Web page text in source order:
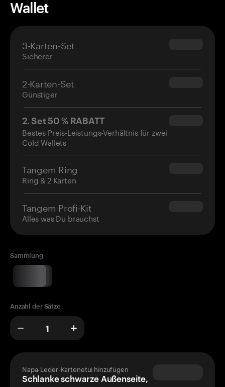
Wallet
3-Karten-Set
Sicherer
$69.90
2-Karten-Set
Günstiger
$54.90
2. Set 50 % RABATT
Bestes Preis-Leistungs-Verhältnis für zwei
Cold Wallets
$34.95
Tangem Ring
Ring & 2 Karten
$160.00
Tangem Profi-Kit
Alles was Du brauchst
$180.00
Sammlung
Anzahl der Sätze
Napa-Leder-Kartenetui hinzufügen
Schlanke schwarze Außenseite,